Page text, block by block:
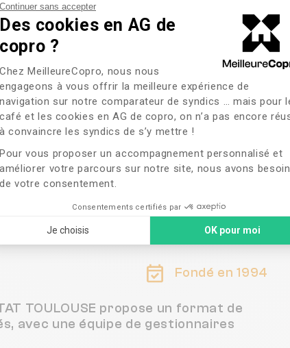
Continuer sans accepter
Des cookies en AG de
copro ?
Plateforme de Gestion du
Chez MeilleureCopro, nous nous
engageons à vous offrir la meilleure expérience de
navigation sur notre comparateur de syndics … mais pour
café et les cookies en AG de copro, on n’a pas encore
à convaincre les syndics de s’y mettre !
Pour vous proposer un accompagnement personnalisé et
améliorer votre parcours sur notre site, nous avons besoin
de votre consentement.
Consentements certifiés par
Je choisis OK pour moi
Axeptio consent
Fondé en 1994
TOULOUSE propose un format de
avec une équipe de gestionnaires